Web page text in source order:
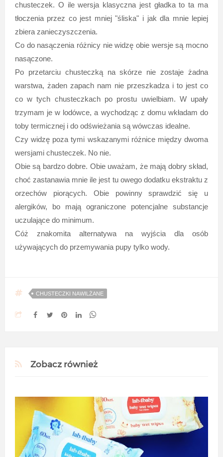
chusteczek. O ile wersja klasyczna jest gładka to ta ma
tłoczenia przez co jest mniej "śliska" i jak dla mnie lepiej
zbiera zanieczyszczenia.
Co do nasączenia różnicy nie widzę obie wersje są mocno
nasączone.
Po przetarciu chusteczką na skórze nie zostaje żadna
warstwa, żaden zapach nam nie przeszkadza i to jest co
co w tych chusteczkach po prostu uwielbiam. W upały
trzymam je w lodówce, a wychodząc z domu wkładam do
toby termicznej i do odświeżania są wówczas idealne.
Czy widzę poza tymi wskazanymi różnice między dwoma
wersjami chusteczek. No nie.
Obie są bardzo dobre. Obie uważam, że mają dobry skład,
choć zastanawia mnie ile jest tu owego dodatku ekstraktu z
orzechów piorących. Obie powinny sprawdzić się u
alergików, bo mają ograniczone potencjalne substancje
uczulające do minimum.
Cóż znakomita alternatywa na wyjścia dla osób
używających do przemywania pupy tylko wody.
CHUSTECZKI NAWILŻANE
Zobacz również